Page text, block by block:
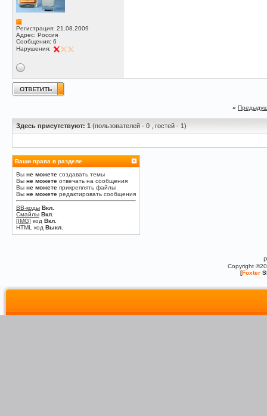
Регистрация: 21.08.2009
Адрес: Россия
Сообщения: 6
Нарушения:
«
Здесь присутствуют: 1 (пользователей - 0 , гостей - 1)
Ваши права в разделе
Вы не можете создавать темы
Вы не можете отвечать на сообщения
Вы не можете прикреплять файлы
Вы не можете редактировать сообщения
BB-коды Вкл.
Смайлы Вкл.
[IMG] код Вкл.
HTML код Выкл.
Copyright
[Foxter